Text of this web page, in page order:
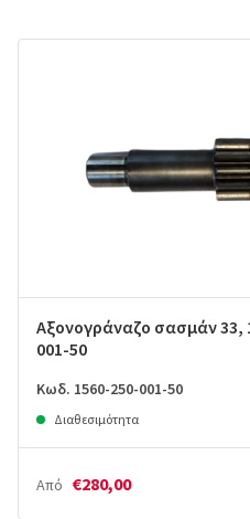
Αξονογράναζο σασμάν 33,
001-50
Κωδ. 1560-250-001-50
Διαθεσιμότητα
Από €280,00